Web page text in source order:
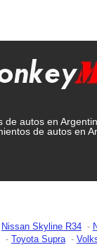
de autos en
de autos en
Nissan Skyline R34
Toyota Supra